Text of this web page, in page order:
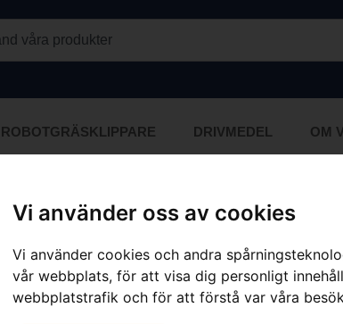
Vi använder oss av cookies
Vi använder cookies och andra
vår webbplats, för att visa dig personligt
webbplatstrafik och för att förstå var våra
ROBOTGRÄSKLIPPARE DRIVMEDEL OM